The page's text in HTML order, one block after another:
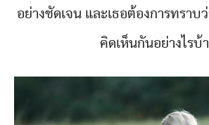
อย่างชัดเจน และเธอต้องการทราบ
คิดเห็นกันอย่างไรบ้